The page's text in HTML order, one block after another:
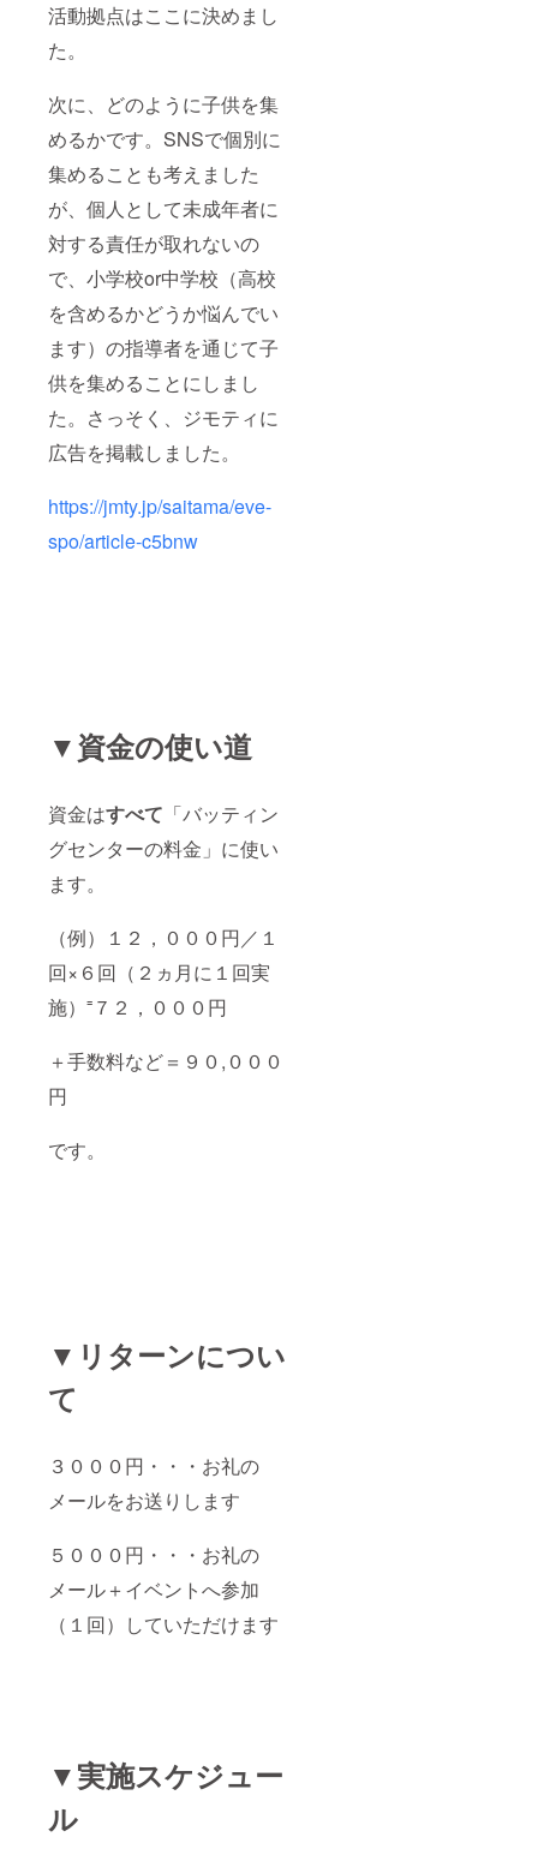
活動拠点はここに決めまし
た。
次に、どのように子供を集
めるかです。SNSで個別に
集めることも考えました
が、個人として未成年者に
対する責任が取れないの
で、小学校or中学校（高校
を含めるかどうか悩んでい
ます）の指導者を通じて子
供を集めることにしまし
た。さっそく、ジモティに
広告を掲載しました。
https://jmty.jp/saitama/eve-
spo/article-c5bnw
▼資金の使い道
資金はすべて 「バッティン
グセンターの料金」に使い
ます。
（例）１２，０００円／１
回×６回（２ヵ月に１回実
施）⁼７２，０００円
＋手数料など＝９０,０００
円
です。
▼リターンについ
て
３０００円・・・お礼の
メールをお送りします
５０００円・・・お礼の
メール＋イベントへ参加
（１回）していただけます
▼実施スケジュー
ル